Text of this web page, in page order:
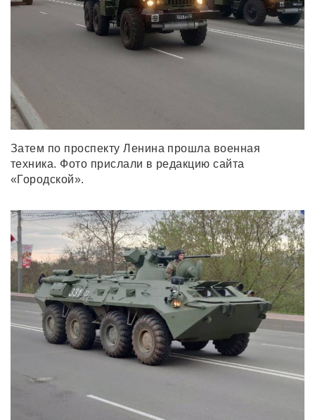
Затем по проспекту Ленина прошла военная
техника. Фото прислали в редакцию сайта
«Городской».